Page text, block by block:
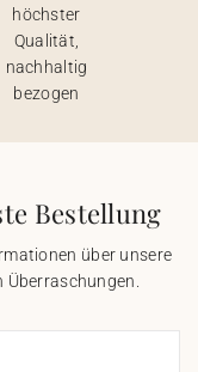
höchster
Qualität,
nachhaltig
bezogen
Bestellung
über unsere